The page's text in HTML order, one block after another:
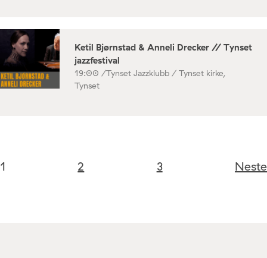
Ketil Bjørnstad & Anneli Drecker // Tynset
jazzfestival
19:00 /Tynset Jazzklubb / Tynset kirke,
Tynset
1 2 3 Neste